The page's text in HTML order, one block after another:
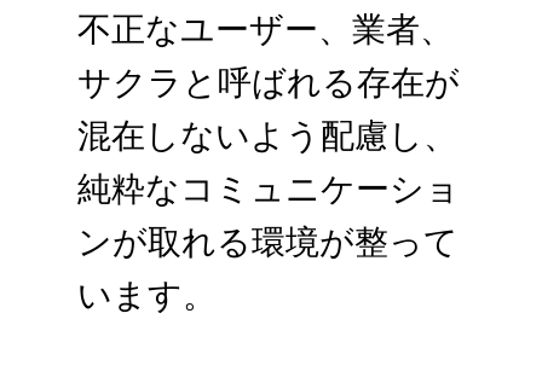
不正なユーザー、業者、
サクラと呼ばれる存在が
混在しないよう配慮し、
純粋なコミュニケーショ
ンが取れる環境が整って
います。